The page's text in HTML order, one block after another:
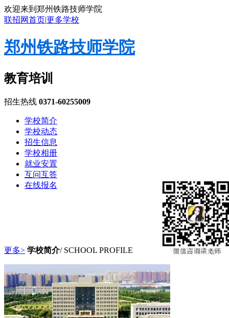
欢迎来到郑州铁路技师学院
联招网首页|更多学校
郑州铁路技师学院
教育培训
招生热线 0371-60255009
学校简介
学校动态
招生信息
学校相册
就业安置
互问互答
在线报名
更多> 学校简介/ SCHOOL PROFILE